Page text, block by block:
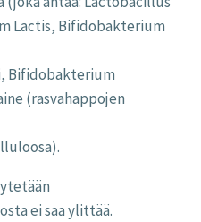
Lactis, Bifidobakterium
Bifidobakterium
(rasvahappojen
ei saa ylittää.